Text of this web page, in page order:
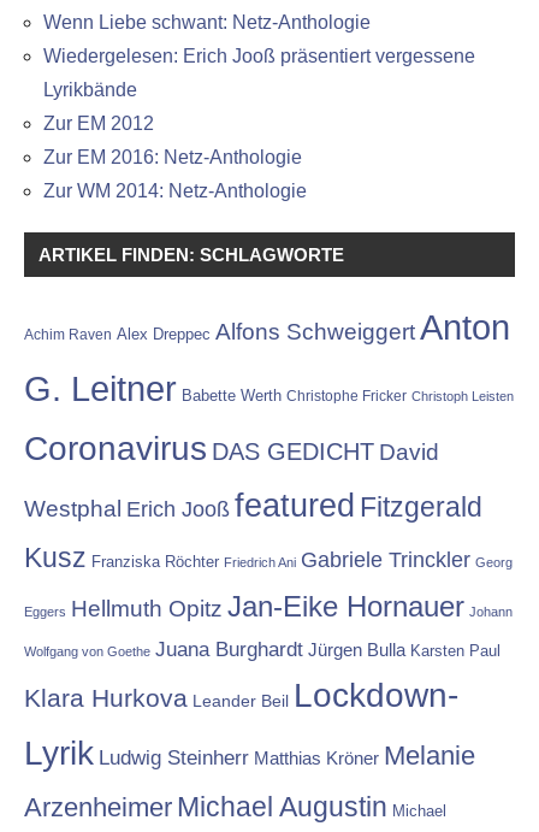
Wenn Liebe schwant: Netz-Anthologie
Wiedergelesen: Erich Jooß präsentiert vergessene
Lyrikbände
Zur EM 2012
Zur EM 2016: Netz-Anthologie
Zur WM 2014: Netz-Anthologie
ARTIKEL FINDEN: SCHLAGWORTE
Achim Raven Alex Dreppec Alfons SchweiggertAnton
G. Leitner Babette Werth Christophe Fricker Christoph Leisten
Coronavirus DAS GEDICHT David
Westphal Erich Jooß featured Fitzgerald
Kusz Franziska Röchter Friedrich Ani Gabriele Trinckler Georg
Eggers Hellmuth Opitz Jan-Eike Hornauer Johann
Wolfgang von Goethe Juana Burghardt Jürgen Bulla Karsten Paul
Klara Hurkova Leander Beil Lockdown-
Lyrik Ludwig Steinherr Matthias Kröner Melanie
Arzenheimer Michael Augustin Michael